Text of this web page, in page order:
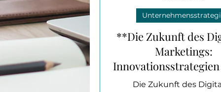
**Die Zukunft des
Marketings:
Innovationsstrategien
kommenden
Die Zukunft des